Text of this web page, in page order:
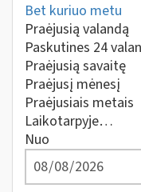
Bet kuriuo metu
Praėjusią valandą
Paskutines 24
Praėjusią savaitę
Praėjusį mėnesį
Praėjusiais metais
Laikotarpyje…
Nuo